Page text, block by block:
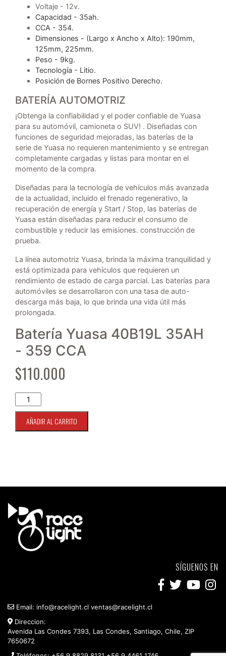
Voltaje - 12v.
Capacidad - 35ah.
CCA - 354.
Dimensiones - (Largo x Ancho x Alto): 190mm,
125mm, 225mm.
Peso - 9kg.
Tecnología - Litio.
Posición de Bornes Positivo Derecho.
BATERÍA AUTOMOTRIZ
¡Obtenga la confiabilidad y el poder confiable de Yuasa
para su automóvil, camioneta o SUV! . Diseñadas con
funciones de seguridad mejoradas, las baterías de la
serie de Yuasa no requieren mantenimiento y se entregan
completamente cargadas y listas para montar en el
momento de la compra.
Diseñadas para la tecnología de vehículos más avanzada
de la actualidad, incluido el frenado regenerativo, la
recuperación de energía y Start / Stop, las baterías de
Yuasa están diseñadas para reducir el consumo de
combustible y reducir las emisiones. construcción de
prueba.
La línea automotriz Yuasa, brinda la máxima tranquilidad y
está optimizada para vehículos que requieren un
rendimiento de estado de carga parcial. Las baterías para
automóviles se desarrollaron con una tasa de auto-
descarga más baja, lo que brinda una vida útil más
prolongada.
Batería Yuasa 40B19L 35AH
- 359 CCA
$110.000
Batería Yuasa 40B19L 35ah - 359 cca cantidad
AÑADIR AL CARRITO
SÍGUENOS EN
Email: info@racelight.cl ventas@racelight.cl
Direccion:
Avenida Las Condes 7393, Las Condes, Santiago, Chile, ZIP
7650672